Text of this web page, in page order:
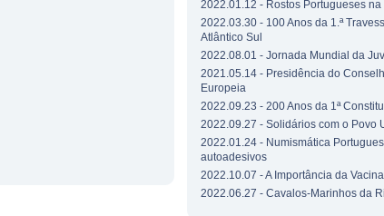
2022.01.12 - Rostos Portugueses na
2022.03.30 - 100 Anos da 1.ª
Atlântico Sul
2022.08.01 - Jornada Mundial da
2021.05.14 - Presidência do
Europeia
2022.09.23 - 200 Anos da 1ª
2022.09.27 - Solidários com o Povo
2022.01.24 - Numismática
autoadesivos
2022.10.07 - A Importância da
2022.06.27 - Cavalos-Marinhos da